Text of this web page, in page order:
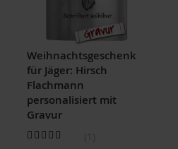
Weihnachtsgeschenk
für Jäger: Hirsch
Flachmann
personalisiert mit
Gravur
Bewertung: